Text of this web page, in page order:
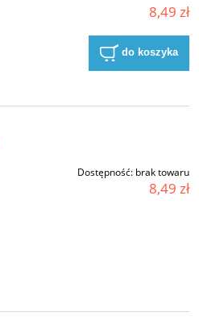
8,49 zł
do koszyka
Dostępność: brak towaru
8,49 zł